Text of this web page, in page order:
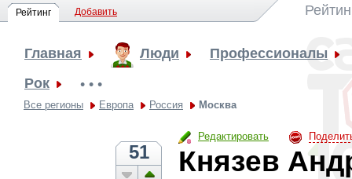
Рейтинг Добавить
Главная Люди
Профессионалы
Рок
• • •
Все регионы Европа Россия Москва
Редактировать
51 Князев